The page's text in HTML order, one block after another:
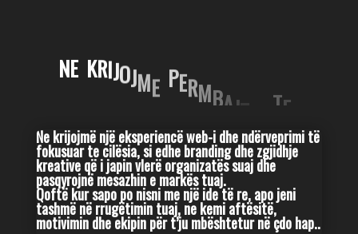
NE KRIJOJM PE
PERSH
Ne krijojmë një eksperiencë web-i dhe ndërveprimi të
fokusuar te cilësia, si edhe branding dhe zgjidhje
kreative që i japin vlerë organizatës suaj dhe
pasqyrojnë mesazhin e markës tuaj.
Qoftë kur sapo po nisni me një ide të re, apo jeni
tashmë në rrugëtimin tuaj, ne kemi aftësitë,
motivimin dhe ekipin për t’ju mbështetur në çdo hap..